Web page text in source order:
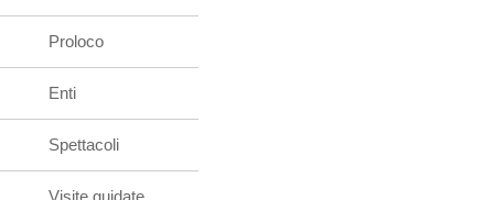
Proloco
Enti
Spettacoli
Visite guidate